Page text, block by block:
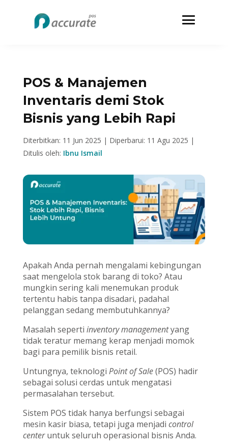
POS & Manajemen
Inventaris demi Stok
Bisnis yang Lebih Rapi
Diterbitkan: 11 Jun 2025 | Diperbarui: 11 Agu 2025 |
Ditulis oleh: Ibnu Ismail
Apakah Anda pernah mengalami kebingungan
saat mengelola stok barang di toko? Atau
mungkin sering kali menemukan produk
tertentu habis tanpa disadari, padahal
pelanggan sedang membutuhkannya?
Masalah seperti inventory managementyang
tidak teratur memang kerap menjadi momok
bagi para pemilik bisnis retail.
Untungnya, teknologi Point of Sale(POS) hadir
sebagai solusi cerdas untuk mengatasi
permasalahan tersebut.
Sistem POS tidak hanya berfungsi sebagai
mesin kasir biasa, tetapi juga menjadi control
centeruntuk seluruh operasional bisnis Anda.